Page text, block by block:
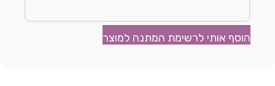
הוסף אותי לרשימת המתנה למוצר